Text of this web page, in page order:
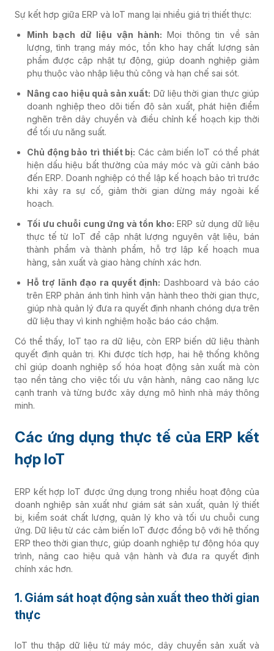
Sự kết hợp giữa ERP và IoT mang lại nhiều giá trị thiết thực:
Minh bạch dữ liệu vận hành: Mọi thông tin về sản
lượng, tình trạng máy móc, tồn kho hay chất lượng sản
phẩm được cập nhật tự động, giúp doanh nghiệp giảm
phụ thuộc vào nhập liệu thủ công và hạn chế sai sót.
Nâng cao hiệu quả sản xuất: Dữ liệu thời gian thực giúp
doanh nghiệp theo dõi tiến độ sản xuất, phát hiện điểm
nghẽn trên dây chuyền và điều chỉnh kế hoạch kịp thời
để tối ưu năng suất.
Chủ động bảo trì thiết bị: Các cảm biến IoT có thể phát
hiện dấu hiệu bất thường của máy móc và gửi cảnh báo
đến ERP. Doanh nghiệp có thể lập kế hoạch bảo trì trước
khi xảy ra sự cố, giảm thời gian dừng máy ngoài kế
hoạch.
Tối ưu chuỗi cung ứng và tồn kho: ERP sử dụng dữ liệu
thực tế từ IoT để cập nhật lượng nguyên vật liệu, bán
thành phẩm và thành phẩm, hỗ trợ lập kế hoạch mua
hàng, sản xuất và giao hàng chính xác hơn.
Hỗ trợ lãnh đạo ra quyết định: Dashboard và báo cáo
trên ERP phản ánh tình hình vận hành theo thời gian thực,
giúp nhà quản lý đưa ra quyết định nhanh chóng dựa trên
dữ liệu thay vì kinh nghiệm hoặc báo cáo chậm.
Có thể thấy, IoT tạo ra dữ liệu, còn ERP biến dữ liệu thành
quyết định quản trị. Khi được tích hợp, hai hệ thống không
chỉ giúp doanh nghiệp số hóa hoạt động sản xuất mà còn
tạo nền tảng cho việc tối ưu vận hành, nâng cao năng lực
cạnh tranh và từng bước xây dựng mô hình nhà máy thông
minh.
Các ứng dụng thực tế của ERP kết
hợp IoT
ERP kết hợp IoT được ứng dụng trong nhiều hoạt động của
doanh nghiệp sản xuất như giám sát sản xuất, quản lý thiết
bị, kiểm soát chất lượng, quản lý kho và tối ưu chuỗi cung
ứng. Dữ liệu từ các cảm biến IoT được đồng bộ với hệ thống
ERP theo thời gian thực, giúp doanh nghiệp tự động hóa quy
trình, nâng cao hiệu quả vận hành và đưa ra quyết định
chính xác hơn.
1. Giám sát hoạt động sản xuất theo thời gian
thực
IoT thu thập dữ liệu từ máy móc, dây chuyền sản xuất và